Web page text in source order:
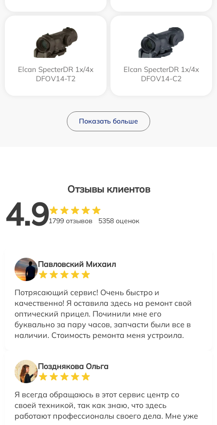
Elcan SpecterDR 1x/4x
DFOV14-T2
Elcan SpecterDR 1x/4x
DFOV14-C2
Показать больше
Отзывы клиентов
4.91799 отзывов 5358 оценок
Павловский Михаил
Потрясающий сервис! Очень быстро и
качественно! Я оставила здесь на ремонт свой
оптический прицел. Починили мне его
буквально за пару часов, запчасти были все в
наличии. Стоимость ремонта меня устроила.
Позднякова Ольга
Я всегда обращаюсь в этот сервис центр со
своей техникой, так как знаю, что здесь
работают профессионалы своего дела. Мне уже